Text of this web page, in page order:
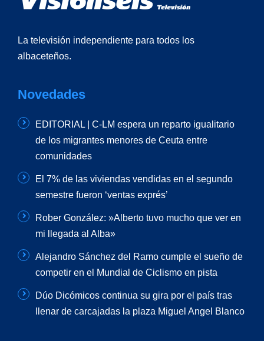
La televisión independiente para todos los
albaceteños.
Novedades
EDITORIAL | C-LM espera un reparto igualitario
de los migrantes menores de Ceuta entre
comunidades
El 7% de las viviendas vendidas en el segundo
semestre fueron ‘ventas exprés’
Rober González: »Alberto tuvo mucho que ver en
mi llegada al Alba»
Alejandro Sánchez del Ramo cumple el sueño de
competir en el Mundial de Ciclismo en pista
Dúo Dicómicos continua su gira por el país tras
llenar de carcajadas la plaza Miguel Angel Blanco